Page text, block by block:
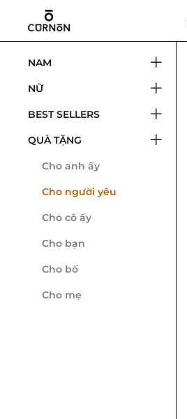
NAM
NỮ
BEST SELLERS
QUÀ TẶNG
Cho anh ấy
Cho người yêu
Cho cô ấy
Cho bạn
Cho bố
Cho mẹ